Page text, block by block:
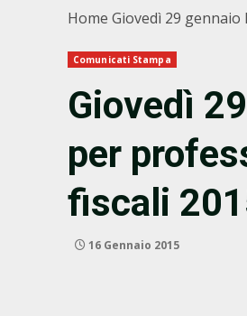
Home Giovedì 29
Comunicati Stampa
Giovedì
per
fiscali
16 Gennaio 2015